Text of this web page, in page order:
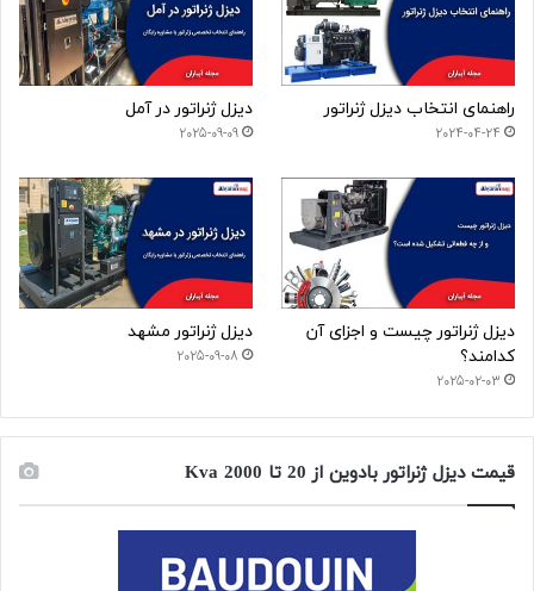
راهنمای انتخاب دیزل ژنراتور
2024-04-24
دیزل ژنراتور در آمل
2025-09-09
دیزل ژنراتور چیست و اجزای آن
کدامند؟
2025-02-03
دیزل ژنراتور مشهد
2025-09-08
قیمت دیزل ژنراتور بادوین از 20 تا 2000 Kva